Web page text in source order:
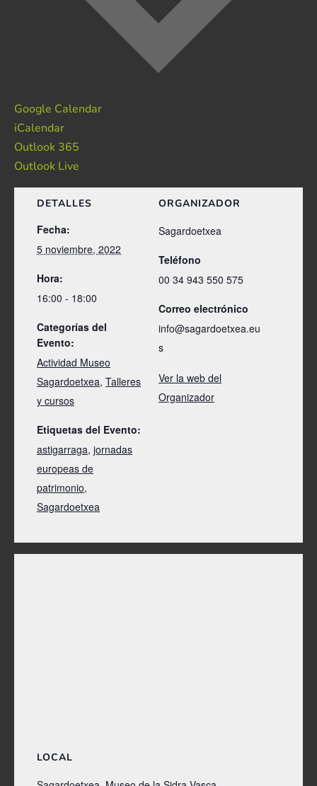
Google Calendar
iCalendar
Outlook 365
Outlook Live
DETALLES
Fecha:
5 noviembre, 2022
Hora:
16:00 - 18:00
Categorías del
Evento:
Actividad Museo
Sagardoetxea, Talleres
y cursos
Etiquetas del Evento:
astigarraga, jornadas
europeas de
patrimonio,
Sagardoetxea
ORGANIZADOR
Sagardoetxea
Teléfono
00 34 943 550 575
Correo electrónico
info@sagardoetxea.eu
s
Ver la web del
Organizador
LOCAL